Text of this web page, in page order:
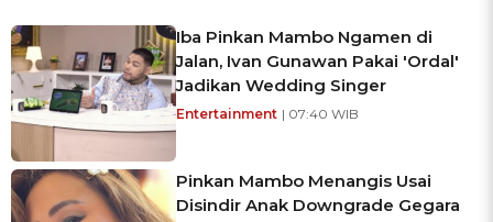
Iba Pinkan Mambo Ngamen di
Jalan, Ivan Gunawan Pakai 'Ordal'
Jadikan Wedding Singer
Entertainment | 07:40 WIB
Pinkan Mambo Menangis Usai
Disindir Anak Downgrade Gegara